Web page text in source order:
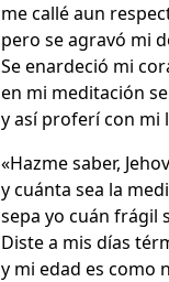
me callé aun
pero se agravó mi
Se enardeció mi
en mi meditación
y así proferí con mi
«Hazme saber,
y cuánta sea la
sepa yo cuán frágil
Diste a mis días
y mi edad es como